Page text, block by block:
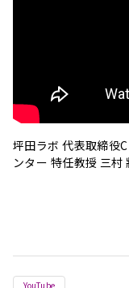
坪田ラボ 代表取締役
ンター 特任教授 三
YouTube